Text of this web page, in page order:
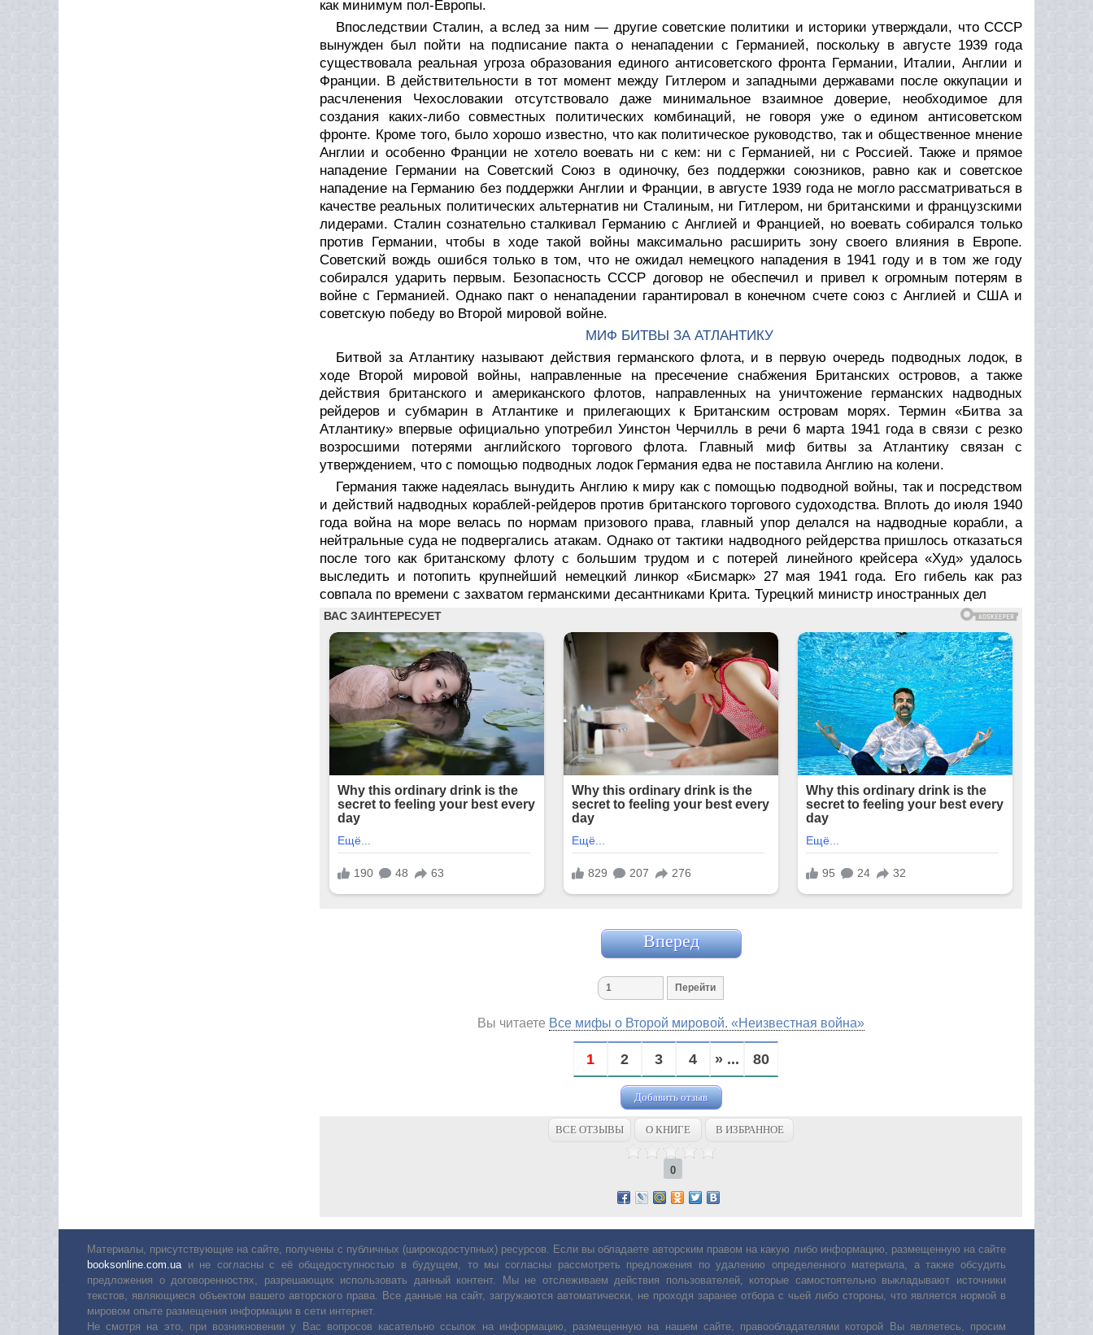
как минимум пол-Европы.
Впоследствии Сталин, а вслед за ним — другие советские политики и историки утверждали, что СССР
вынужден был пойти на подписание пакта о ненападении с Германией, поскольку в августе 1939 года
существовала реальная угроза образования единого антисоветского фронта Германии, Италии, Англии и
Франции. В действительности в тот момент между Гитлером и западными державами после оккупации и
расчленения Чехословакии отсутствовало даже минимальное взаимное доверие, необходимое для
создания каких-либо совместных политических комбинаций, не говоря уже о едином антисоветском
фронте. Кроме того, было хорошо известно, что как политическое руководство, так и общественное мнение
Англии и особенно Франции не хотело воевать ни с кем: ни с Германией, ни с Россией. Также и прямое
нападение Германии на Советский Союз в одиночку, без поддержки союзников, равно как и советское
нападение на Германию без поддержки Англии и Франции, в августе 1939 года не могло рассматриваться в
качестве реальных политических альтернатив ни Сталиным, ни Гитлером, ни британскими и французскими
лидерами. Сталин сознательно сталкивал Германию с Англией и Францией, но воевать собирался только
против Германии, чтобы в ходе такой войны максимально расширить зону своего влияния в Европе.
Советский вождь ошибся только в том, что не ожидал немецкого нападения в 1941 году и в том же году
собирался ударить первым. Безопасность СССР договор не обеспечил и привел к огромным потерям в
войне с Германией. Однако пакт о ненападении гарантировал в конечном счете союз с Англией и США и
советскую победу во Второй мировой войне.
МИФ БИТВЫ ЗА АТЛАНТИКУ
Битвой за Атлантику называют действия германского флота, и в первую очередь подводных лодок, в
ходе Второй мировой войны, направленные на пресечение снабжения Британских островов, а также
действия британского и американского флотов, направленных на уничтожение германских надводных
рейдеров и субмарин в Атлантике и прилегающих к Британским островам морях. Термин «Битва за
Атлантику» впервые официально употребил Уинстон Черчилль в речи 6 марта 1941 года в связи с резко
возросшими потерями английского торгового флота. Главный миф битвы за Атлантику связан с
утверждением, что с помощью подводных лодок Германия едва не поставила Англию на колени.
Германия также надеялась вынудить Англию к миру как с помощью подводной войны, так и посредством
и действий надводных кораблей-рейдеров против британского торгового судоходства. Вплоть до июля 1940
года война на море велась по нормам призового права, главный упор делался на надводные корабли, а
нейтральные суда не подвергались атакам. Однако от тактики надводного рейдерства пришлось отказаться
после того как британскому флоту с большим трудом и с потерей линейного крейсера «Худ» удалось
выследить и потопить крупнейший немецкий линкор «Бисмарк» 27 мая 1941 года. Его гибель как раз
совпала по времени с захватом германскими десантниками Крита. Турецкий министр иностранных дел
Вперед
Вы читаете Все мифы о Второй мировой. «Неизвестная война»
1 2 3 4 » ... 80
Добавить отзыв
ВСЕ ОТЗЫВЫ О КНИГЕ В ИЗБРАННОЕ
0
Материалы, присутствующие на сайте, получены с публичных (широкодоступных) ресурсов. Если вы обладаете авторским правом на какую либо информацию, размещенную на сайте
booksonline.com.ua и не согласны с её общедоступностью в будущем, то мы согласны рассмотреть предложения по удалению определенного материала, а также обсудить
предложения о договоренностях, разрешающих использовать данный контент. Мы не отслеживаем действия пользователей, которые самостоятельно выкладывают источники
текстов, являющиеся объектом вашего авторского права. Все данные на сайт, загружаются автоматически, не проходя заранее отбора с чьей либо стороны, что является нормой в
мировом опыте размещения информации в сети интернет.
Не смотря на это, при возникновении у Вас вопросов касательно ссылок на информацию, размещенную на нашем сайте, правообладателями которой Вы являетесь, просим